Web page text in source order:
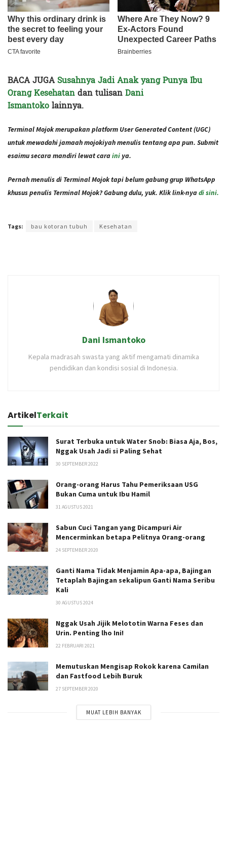
BACA JUGA Susahnya Jadi Anak yang Punya Ibu
Orang Kesehatandan tulisanDani
Ismantokolainnya.
Terminal Mojok merupakan platform User Generated Content (UGC)
untuk mewadahi jamaah mojokiyah menulis tentang apa pun. Submit
esaimu secara mandiri lewat caraini ya.
Pernah menulis di Terminal Mojok tapi belum gabung grup WhatsApp
khusus penulis Terminal Mojok? Gabung dulu, yuk. Klik link-nyadi sini.
Tags: bau kotoran tubuh Kesehatan
Dani Ismantoko
Kepala madrasah swasta yang aktif mengamati dinamika
pendidikan dan kondisi sosial di Indonesia.
ArtikelTerkait
Surat Terbuka untuk Water Snob: Biasa Aja, Bos,
Nggak Usah Jadi si Paling Sehat
30 SEPTEMBER 2022
Orang-orang Harus Tahu Pemeriksaan USG
Bukan Cuma untuk Ibu Hamil
31 AGUSTUS 2021
Sabun Cuci Tangan yang Dicampuri Air
Mencerminkan betapa Pelitnya Orang-orang
24 SEPTEMBER 2020
Ganti Nama Tidak Menjamin Apa-apa, Bajingan
Tetaplah Bajingan sekalipun Ganti Nama Seribu
Kali
30 AGUSTUS 2024
Nggak Usah Jijik Melototin Warna Feses dan
Urin. Penting lho Ini!
22 FEBRUARI 2021
Memutuskan Mengisap Rokok karena Camilan
dan Fastfood Lebih Buruk
27 SEPTEMBER 2020
MUAT LEBIH BANYAK